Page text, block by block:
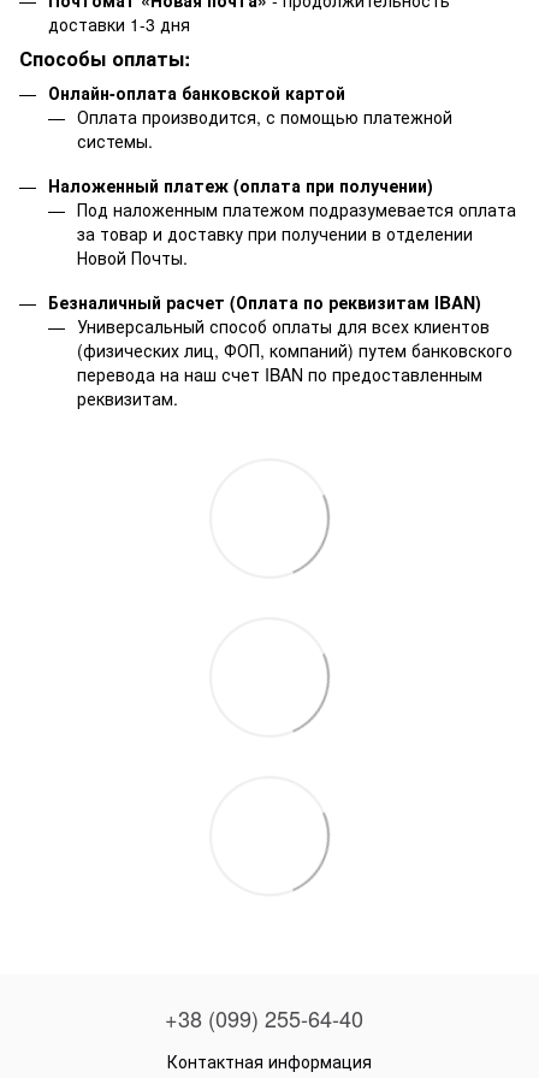
доставки 1-3 дня
Способы оплаты:
Онлайн-оплата банковской картой
Оплата производится, с помощью платежной
системы.
Наложенный платеж (оплата при получении)
Под наложенным платежом подразумевается оплата
за товар и доставку при получении в отделении
Новой Почты.
Безналичный расчет (Оплата по реквизитам IBAN)
Универсальный способ оплаты для всех клиентов
(физических лиц, ФОП, компаний) путем банковского
перевода на наш счет IBAN по предоставленным
реквизитам.
+38 (099) 255-64-40
Контактная информация